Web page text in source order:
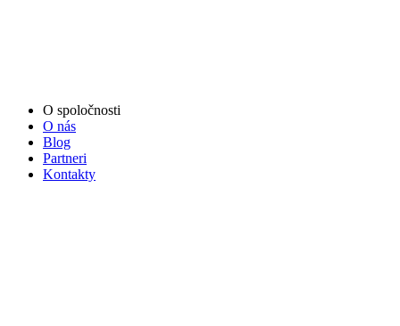
O spoločnosti
O nás
Blog
Partneri
Kontakty